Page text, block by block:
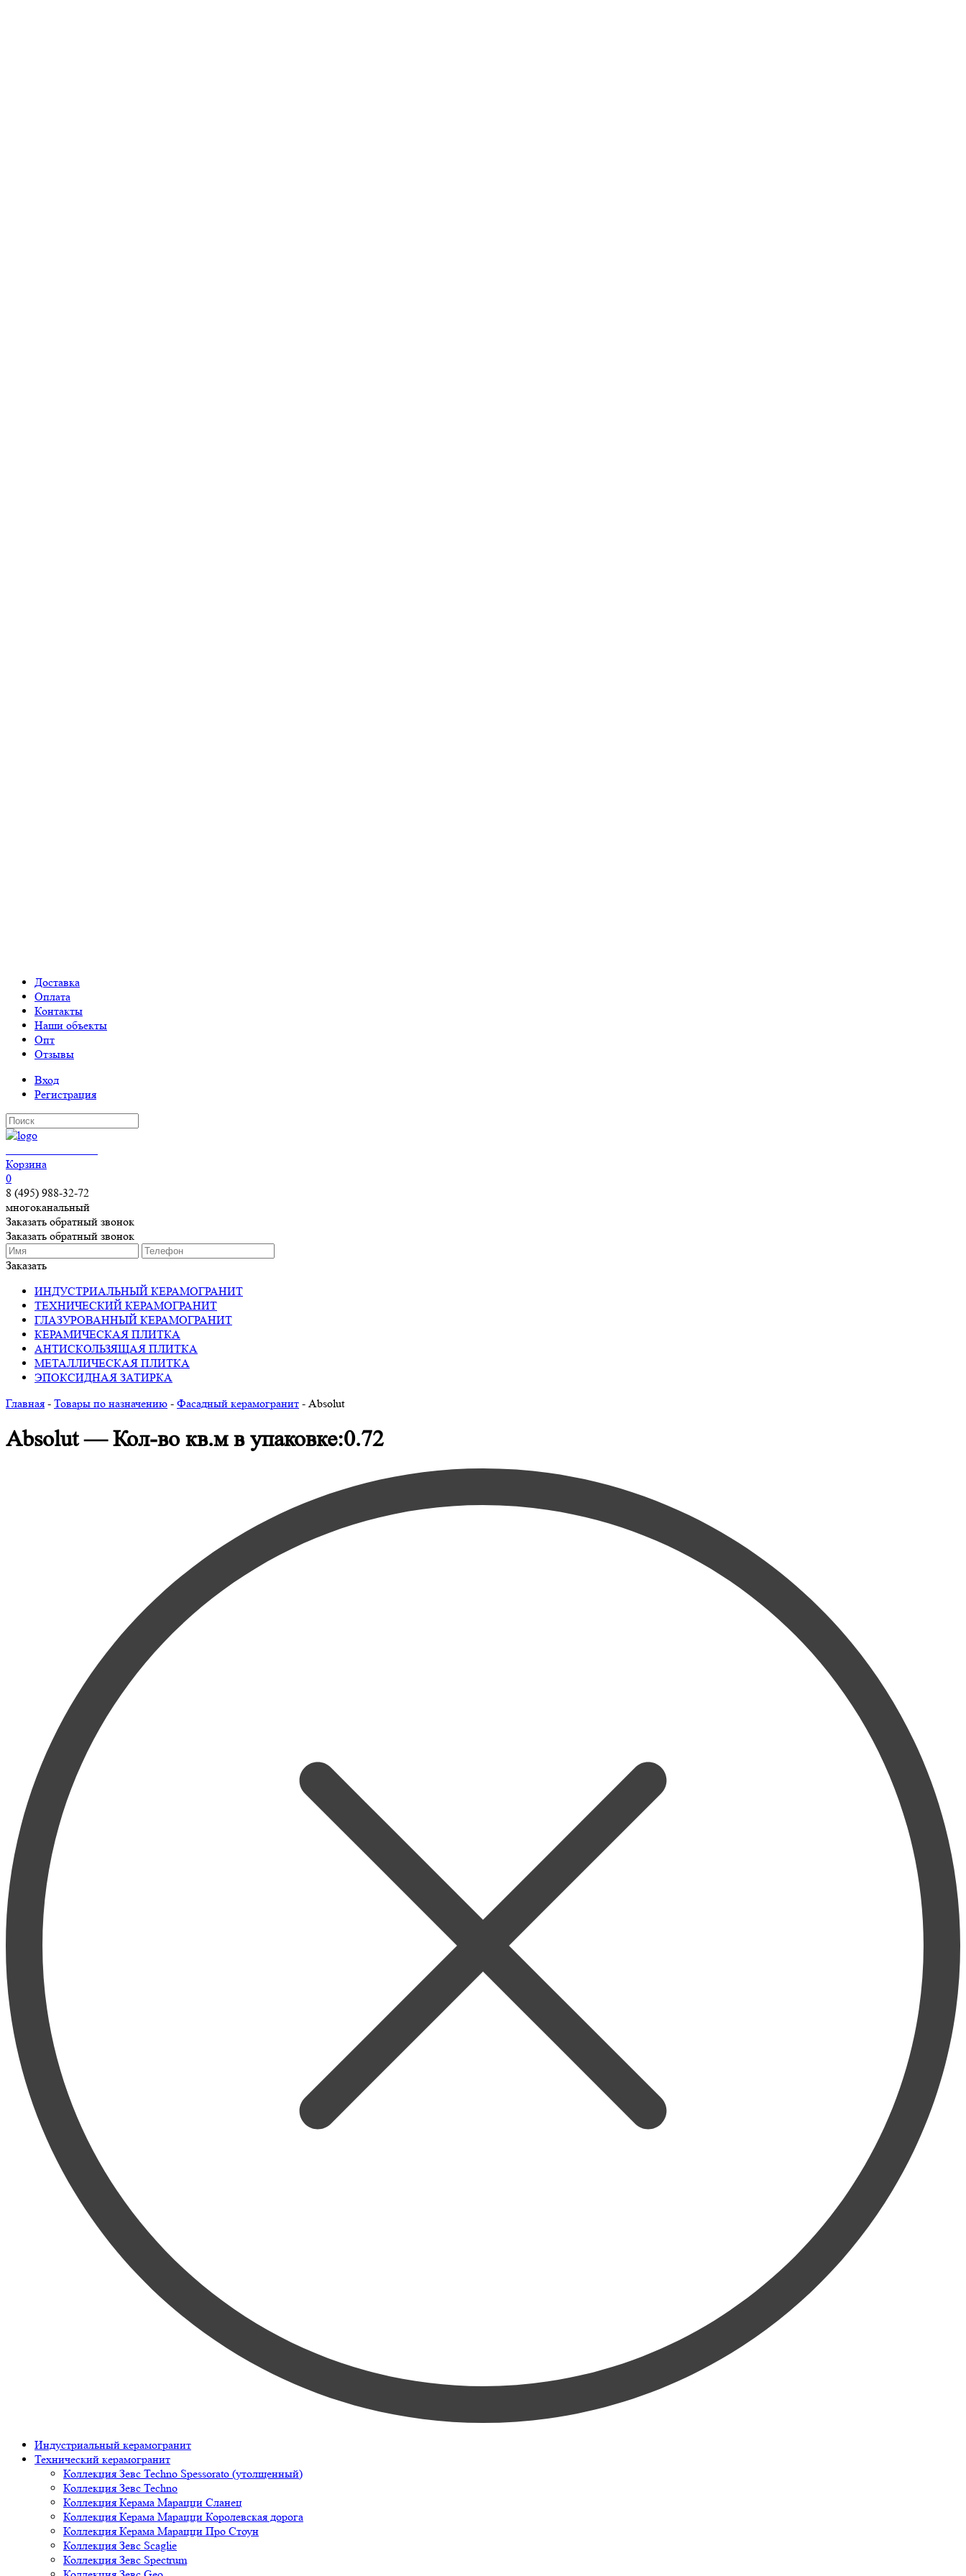
Доставка
Оплата
Контакты
Наши объекты
Опт
Отзывы
Вход
Регистрация
Корзина
0
8 (495) 988-32-72
многоканальный
Заказать обратный звонок
Заказать обратный звонок
Заказать
ИНДУСТРИАЛЬНЫЙ КЕРАМОГРАНИТ
ТЕХНИЧЕСКИЙ КЕРАМОГРАНИТ
ГЛАЗУРОВАННЫЙ КЕРАМОГРАНИТ
КЕРАМИЧЕСКАЯ ПЛИТКА
АНТИСКОЛЬЗЯЩАЯ ПЛИТКА
МЕТАЛЛИЧЕСКАЯ ПЛИТКА
ЭПОКСИДНАЯ ЗАТИРКА
Главная - Товары по назначению - Фасадный керамогранит - Absolut
Absolut — Кол-во кв.м в упаковке:0.72
Индустриальный керамогранит
Технический керамогранит
Коллекция Зевс Techno Spessorato (утолщенный)
Коллекция Зевс Techno
Коллекция Керама Марацци Сланец
Коллекция Керама Марацци Королевская дорога
Коллекция Керама Марацци Про Стоун
Коллекция Зевс Scaglie
Коллекция Зевс Spectrum